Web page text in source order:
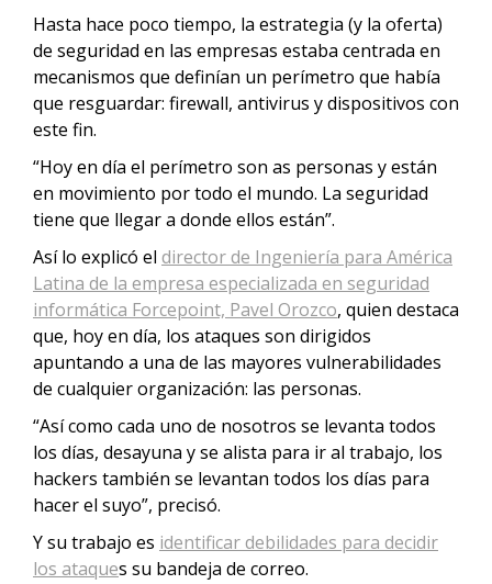
Hasta hace poco tiempo, la estrategia (y la oferta)
de seguridad en las empresas estaba centrada en
mecanismos que definían un perímetro que había
que resguardar: firewall, antivirus y dispositivos con
este fin.
“Hoy en día el perímetro son as personas y están
en movimiento por todo el mundo. La seguridad
tiene que llegar a donde ellos están”.
Así lo explicó el director de Ingeniería para América
Latina de la empresa especializada en seguridad
informática Forcepoint, Pavel Orozco, quien destaca
que, hoy en día, los ataques son dirigidos
apuntando a una de las mayores vulnerabilidades
de cualquier organización: las personas.
“Así como cada uno de nosotros se levanta todos
los días, desayuna y se alista para ir al trabajo, los
hackers también se levantan todos los días para
hacer el suyo”, precisó.
Y su trabajo es identificar debilidades para decidir
los ataques su bandeja de correo.